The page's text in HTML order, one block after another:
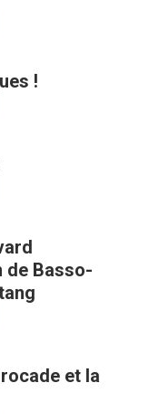
!
de Basso-
et la